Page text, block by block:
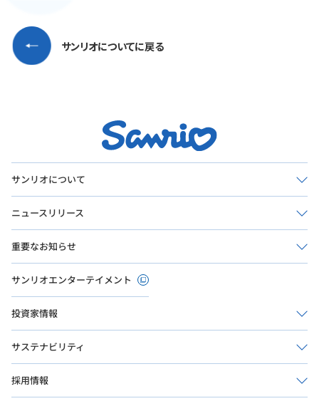
サンリオについて
ニュースリリース
重要なお知らせ
サンリオエンターテイメント
投資家情報
サステナビリティ
採用情報